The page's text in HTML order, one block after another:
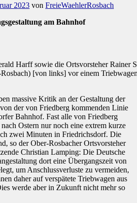
2023 von FreieWaehlerRosbach
am Bahnhof
Harff sowie die Ortsvorsteher Rainer
[von links] vor einem
massive Kritik an der Gestaltung der
der von Friedberg kommenden Linie
Bahnhof. Fast alle von Friedberg
Ostern nur noch eine extrem kurze
zwei Minuten in Friedrichsdorf. Die
so der Ober-Rosbacher Ortsvorsteher
Christian Lamping: Die Deutsche
dort eine Übergangszeit von
um Anschlussverluste zu vermeiden,
daher auf verspätete Triebwagen aus
werde aber in Zukunft nicht mehr so